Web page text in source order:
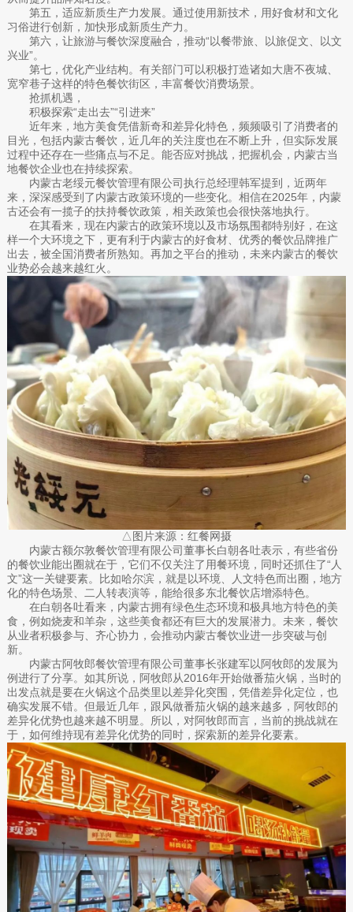
第五，适应新质生产力发展。通过使用新技术，用好食材和文化
习俗进行创新，加快形成新质生产力。
第六，让旅游与餐饮深度融合，推动“以餐带旅、以旅促文、以文
兴业”。
第七，优化产业结构。有关部门可以积极打造诸如大唐不夜城、
宽窄巷子这样的特色餐饮街区，丰富餐饮消费场景。
抢抓机遇，
积极探索“走出去”“引进来”
近年来，地方美食凭借新奇和差异化特色，频频吸引了消费者的
目光，包括内蒙古餐饮，近几年的关注度也在不断上升，但实际发展
过程中还存在一些痛点与不足。能否应对挑战，把握机会，内蒙古当
地餐饮企业也在持续探索。
内蒙古老绥元餐饮管理有限公司执行总经理韩军提到，近两年
来，深深感受到了内蒙古政策环境的一些变化。相信在2025年，内蒙
古还会有一揽子的扶持餐饮政策，相关政策也会很快落地执行。
在其看来，现在内蒙古的政策环境以及市场氛围都特别好，在这
样一个大环境之下，更有利于内蒙古的好食材、优秀的餐饮品牌推广
出去，被全国消费者所熟知。再加之平台的推动，未来内蒙古的餐饮
业势必会越来越红火。
△图片来源：红餐网摄
内蒙古额尔敦餐饮管理有限公司董事长白朝各吐表示，有些省份
的餐饮业能出圈就在于，它们不仅关注了用餐环境，同时还抓住了“人
文”这一关键要素。比如哈尔滨，就是以环境、人文特色而出圈，地方
化的特色场景、二人转表演等，能给很多东北餐饮店增添特色。
在白朝各吐看来，内蒙古拥有绿色生态环境和极具地方特色的美
食，例如烧麦和羊杂，这些美食都还有巨大的发展潜力。未来，餐饮
从业者积极参与、齐心协力，会推动内蒙古餐饮业进一步突破与创
新。
内蒙古阿牧郎餐饮管理有限公司董事长张建军以阿牧郎的发展为
例进行了分享。如其所说，阿牧郎从2016年开始做番茄火锅，当时的
出发点就是要在火锅这个品类里以差异化突围，凭借差异化定位，也
确实发展不错。但最近几年，跟风做番茄火锅的越来越多，阿牧郎的
差异化优势也越来越不明显。所以，对阿牧郎而言，当前的挑战就在
于，如何维持现有差异化优势的同时，探索新的差异化要素。